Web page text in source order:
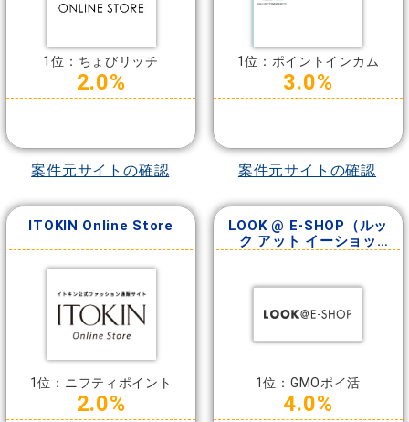
1位：ちょびリッチ
2.0%
案件元サイトの確認
1位：ポイントインカム
3.0%
案件元サイトの確認
ITOKIN Online Store
1位：ニフティポイント
2.0%
LOOK @ E-SHOP（ルッ
ク アット イーショッ
1位：GMOポイ活
4.0%